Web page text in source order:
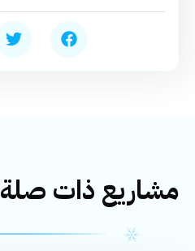
مشاريع ذات صلة